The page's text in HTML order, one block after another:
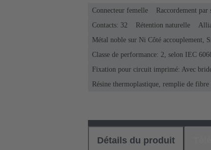
Connecteur femelle Raccordement par
Contacts: 32
Rétention naturelle
Métal noble sur Ni Côté accouplement,
Classe de performance: 2, selon IEC
Fixation pour circuit imprimé: Avec
Résine thermoplastique, remplie de fibre
Détails du produit